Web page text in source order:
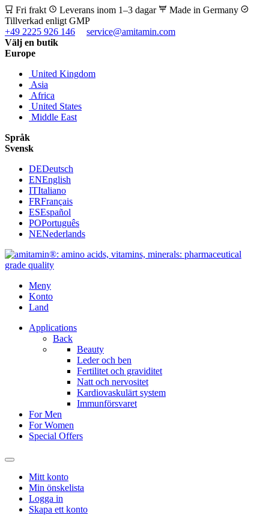
Fri frakt Leverans inom 1–3 dagar
Made in Germany
Tillverkad enligt GMP
+49 2225 926 146
service@amitamin.com
Välj en butik
Europe
United Kingdom
Asia
Africa
United States
Middle East
Språk
Svensk
DEDeutsch
ENEnglish
ITItaliano
FRFrançais
ESEspañol
POPortuguês
NENederlands
Meny
Konto
Land
Applications
Back
Beauty
Leder och ben
Fertilitet och graviditet
Natt och nervositet
Kardiovaskulärt system
Immunförsvaret
For Men
For Women
Special Offers
Mitt konto
Min önskelista
Logga in
Skapa ett konto